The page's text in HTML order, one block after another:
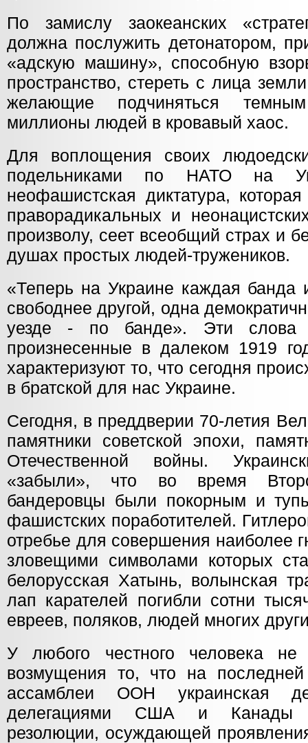
По замислу заокеанских
должна послужить детонатором,
«адскую машину», способную
пространство, стереть с лица
желающие подчиняться
миллионы людей в кровавый хаос.
Для воплощения своих
подельниками по НАТО на
неофашистская диктатура, которая
праворадикальных и
произволу, сеет всеобщий страх и
душах простых людей-тружеников.
«Теперь на Украине каждая банда
свободнее другой, одна
уезде - по банде». Эти слова
произнесенные в далеком 1919
характеризуют то, что сегодня
в братской для нас Украине.
Сегодня, в преддверии 70-летия
памятники советской эпохи,
Отечественной войны.
«забыли», что во время
бандеровцы были покорным и
фашистских поработителей.
отребье для совершения наиболее
зловещими символами которых
белорусская Хатынь, волынская
лап карателей погибли сотни
евреев, поляков, людей многих
У любого честного человека
возмущения то, что на
ассамблеи ООН украинская
делегациями США и Канады
резолюции, осуждающей